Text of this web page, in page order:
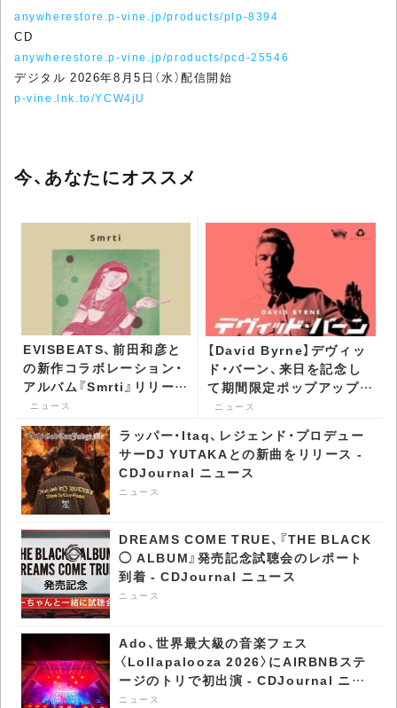
anywherestore.p-vine.jp/products/plp-8394
CD
anywherestore.p-vine.jp/products/pcd-25546
デジタル 2026年8月5日（水）配信開始
p-vine.lnk.to/YCW4jU
今、あなたにオススメ
EVISBEATS、前田和彦と
の新作コラボレーション・
アルバム『Smrti』リリース
決定 収録曲先行配信 -
CDJournal ニュース
ニュース
【David Byrne】デヴィッ
ド・バーン、来日を記念し
て期間限定ポップアップ・
ストアが代官山 蔦屋書店
で開催決定 - CDJournal
ニュース
ニュース
ラッパー・Itaq、レジェンド・プロデュー
サーDJ YUTAKAとの新曲をリリース -
CDJournal ニュース
ニュース
DREAMS COME TRUE、『THE BLACK
◯ ALBUM』発売記念試聴会のレポート
到着 - CDJournal ニュース
ニュース
Ado、世界最大級の音楽フェス
〈Lollapalooza 2026〉にAIRBNBステ
ージのトリで初出演 - CDJournal ニュ
ース
ニュース